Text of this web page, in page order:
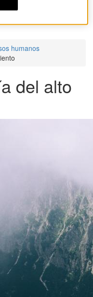
humanos
del alto